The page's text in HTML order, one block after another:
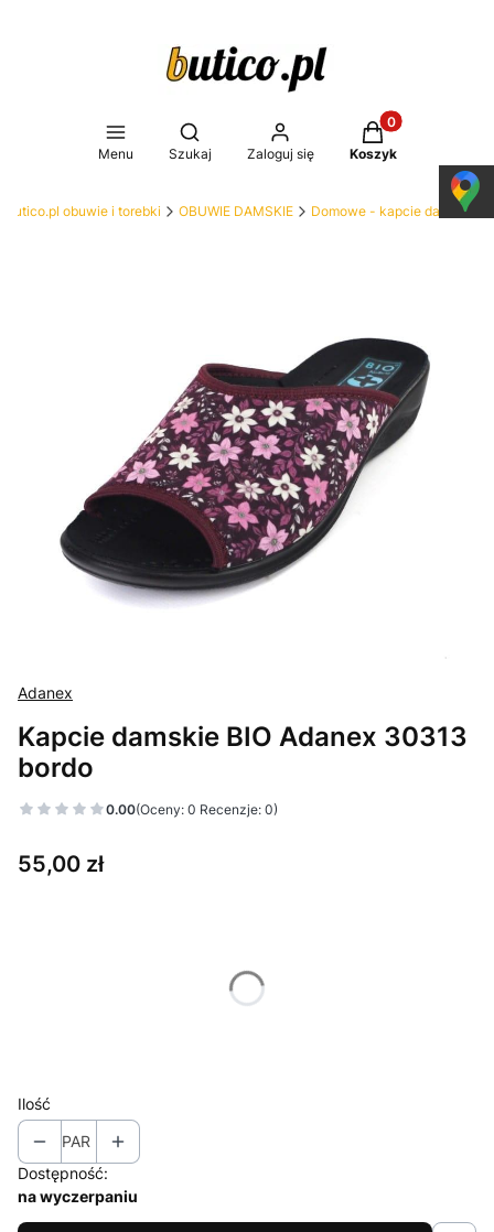
Menu
Otwórz wyszukiwarkę
Szukaj Zaloguj się
Produkty w
Koszyk
Butico.pl obuwie i torebki OBUWIE DAMSKIE Domowe - kapcie damskie
Adanex
Kapcie damskie BIO Adanex 30313
bordo
0.00(Oceny: 0 Recenzje: 0)
Cena
55,00 zł
Ilość
PAR
Dostępność:
na wyczerpaniu